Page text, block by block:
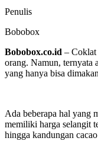
Penulis
Bobobox
Bobobox.co.id – Coklat
orang. Namun, ternyata
yang hanya bisa
Ada beberapa hal yang
memiliki harga selangit
hingga kandungan